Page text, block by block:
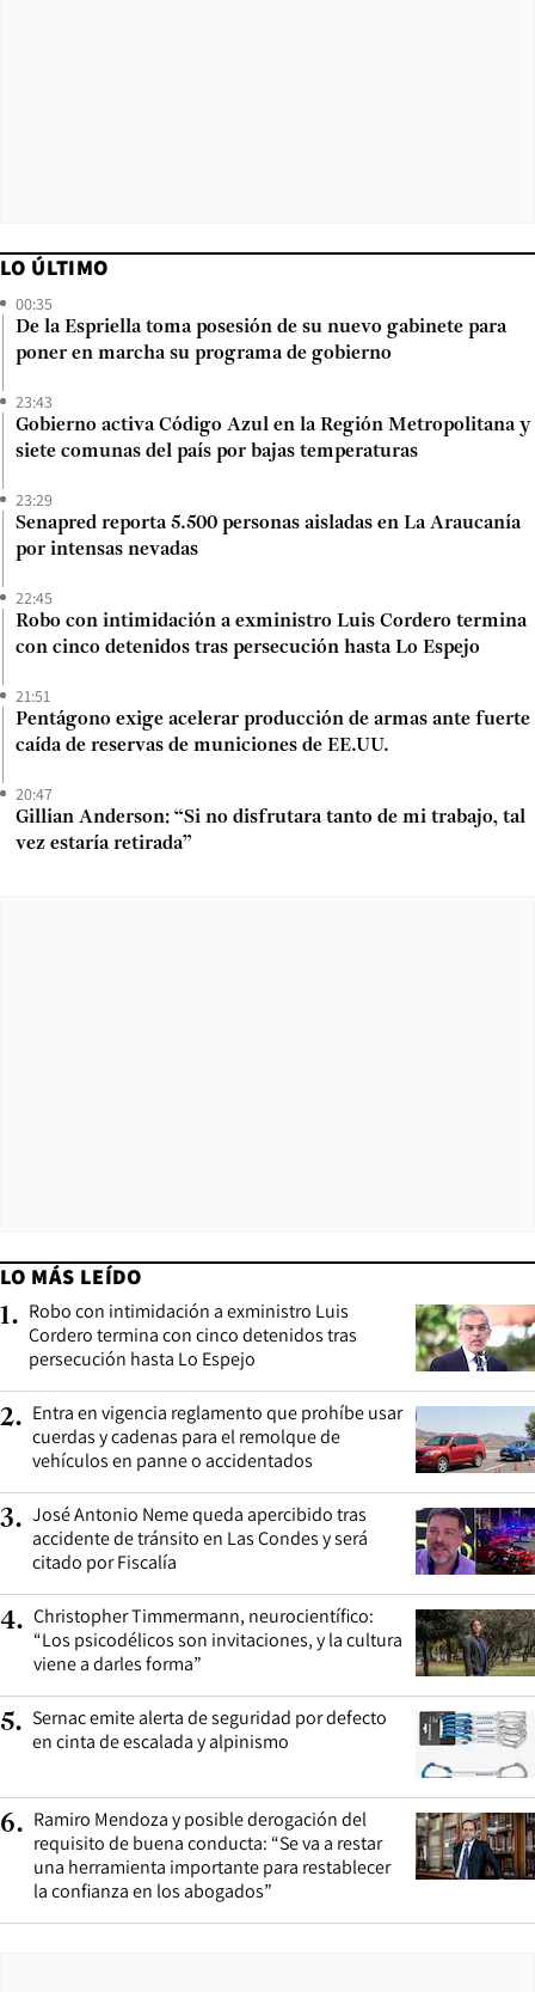
LO ÚLTIMO
00:35
De la Espriella toma posesión de su nuevo gabinete para
poner en marcha su programa de gobierno
23:43
Gobierno activa Código Azul en la Región Metropolitana y
siete comunas del país por bajas temperaturas
23:29
Senapred reporta 5.500 personas aisladas en La Araucanía
por intensas nevadas
22:45
Robo con intimidación a exministro Luis Cordero termina
con cinco detenidos tras persecución hasta Lo Espejo
21:51
Pentágono exige acelerar producción de armas ante fuerte
caída de reservas de municiones de EE.UU.
20:47
Gillian Anderson: “Si no disfrutara tanto de mi trabajo, tal
vez estaría retirada”
LO MÁS LEÍDO
1. Robo con intimidación a exministro Luis
Cordero termina con cinco detenidos tras
persecución hasta Lo Espejo
2. Entra en vigencia reglamento que prohíbe usar
cuerdas y cadenas para el remolque de
vehículos en panne o accidentados
3. José Antonio Neme queda apercibido tras
accidente de tránsito en Las Condes y será
citado por Fiscalía
4. Christopher Timmermann, neurocientífico:
“Los psicodélicos son invitaciones, y la cultura
viene a darles forma”
5. Sernac emite alerta de seguridad por defecto
en cinta de escalada y alpinismo
6. Ramiro Mendoza y posible derogación del
requisito de buena conducta: “Se va a restar
una herramienta importante para restablecer
la confianza en los abogados”